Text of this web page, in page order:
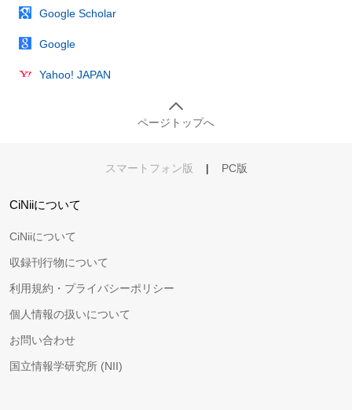
Google Scholar
Google
Yahoo! JAPAN
ページトップへ
スマートフォン版 | PC版
CiNiiについて
CiNiiについて
収録刊行物について
利用規約・プライバシーポリシー
個人情報の扱いについて
お問い合わせ
国立情報学研究所 (NII)